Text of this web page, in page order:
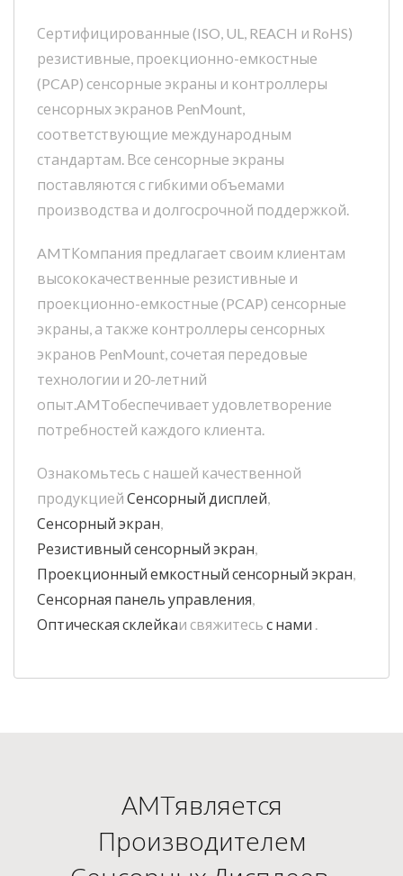
Сертифицированные (ISO, UL, REACH и RoHS)
резистивные, проекционно-емкостные
(PCAP) сенсорные экраны и контроллеры
сенсорных экранов PenMount,
соответствующие международным
стандартам. Все сенсорные экраны
поставляются с гибкими объемами
производства и долгосрочной поддержкой.
AMTКомпания предлагает своим клиентам
высококачественные резистивные и
проекционно-емкостные (PCAP) сенсорные
экраны, а также контроллеры сенсорных
экранов PenMount, сочетая передовые
технологии и 20-летний
опыт.AMTобеспечивает удовлетворение
потребностей каждого клиента.
Ознакомьтесь с нашей качественной
продукцией Сенсорный дисплей,
Сенсорный экран,
Резистивный сенсорный экран,
Проекционный емкостный сенсорный экран,
Сенсорная панель управления,
Оптическая склейкаи свяжитесь с нами .
AMTявляется
Производителем